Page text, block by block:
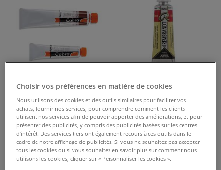
40 couleurs
Huile Cobra Study de Royal
Talens
dès 4,65€ 6,25€
Aquarelle extra-fine
Rembrandt
dès7,45€
Choisir vos préférences en matière de cookies
Nous utilisons des cookies et des outils similaires pour faciliter vos
achats, fournir nos services, pour comprendre comment les clients
utilisent nos services afin de pouvoir apporter des améliorations, et pour
présenter des publicités, y compris des publicités basées sur les centres
d’intérêt. Des services tiers ont également recours à ces outils dans le
cadre de notre affichage de publicités. Si vous ne souhaitez pas accepter
tous les cookies ou si vous souhaitez en savoir plus sur comment nous
utilisons les cookies, cliquer sur « Personnaliser les cookies ».